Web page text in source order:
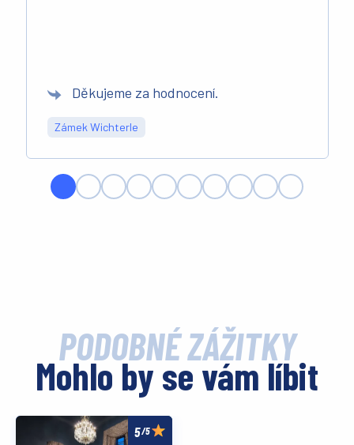
Děkujeme za hodnocení.
Zámek Wichterle
PODOBNÉ ZÁŽITKY
Mohlo by se vám líbit
/5